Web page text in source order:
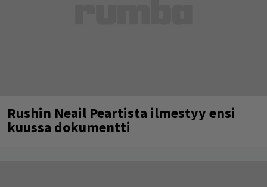
Rushin Neail Peartista ilmestyy ensi
kuussa dokumentti